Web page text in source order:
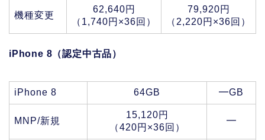
機種変更
62,640円
（1,740円×36回）
79,920円
（2,220円×36回）
iPhone 8（認定中古品）
iPhone 8 64GB ━GB
MNP/新規
15,120円
（420円×36回）
━